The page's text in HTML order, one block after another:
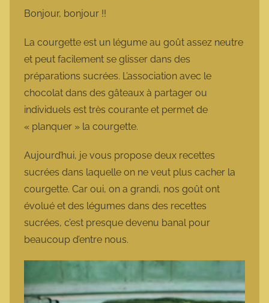
o
t
t
e
Bonjour, bonjour !!
La courgette est un légume au goût assez neutre
et peut facilement se glisser dans des
préparations sucrées. L’association avec le
chocolat dans des gâteaux à partager ou
individuels est très courante et permet de
« planquer » la courgette.
Aujourd’hui, je vous propose deux recettes
sucrées dans laquelle on ne veut plus cacher la
courgette. Car oui, on a grandi, nos goût ont
évolué et des légumes dans des recettes
sucrées, c’est presque devenu banal pour
beaucoup d’entre nous.